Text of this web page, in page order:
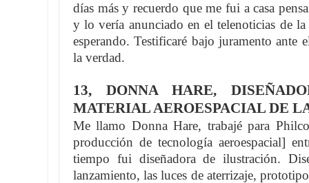
días más y recuerdo que me fui a casa
y lo vería anunciado en el telenoticias de la
esperando. Testificaré bajo juramento ante
la verdad.
13, DONNA HARE,
MATERIAL AEROESPACIAL DE
Me llamo Donna Hare, trabajé para
producción de tecnología aeroespacial]
tiempo fui diseñadora de ilustración.
lanzamiento, las luces de aterrizaje,